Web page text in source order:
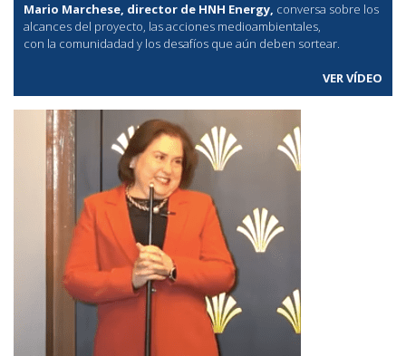
Mario Marchese, director de HNH Energy, conversa sobre los
alcances del proyecto, las acciones medioambientales,
con la comunidadad y los desafíos que aún deben sortear.
VER VÍDEO